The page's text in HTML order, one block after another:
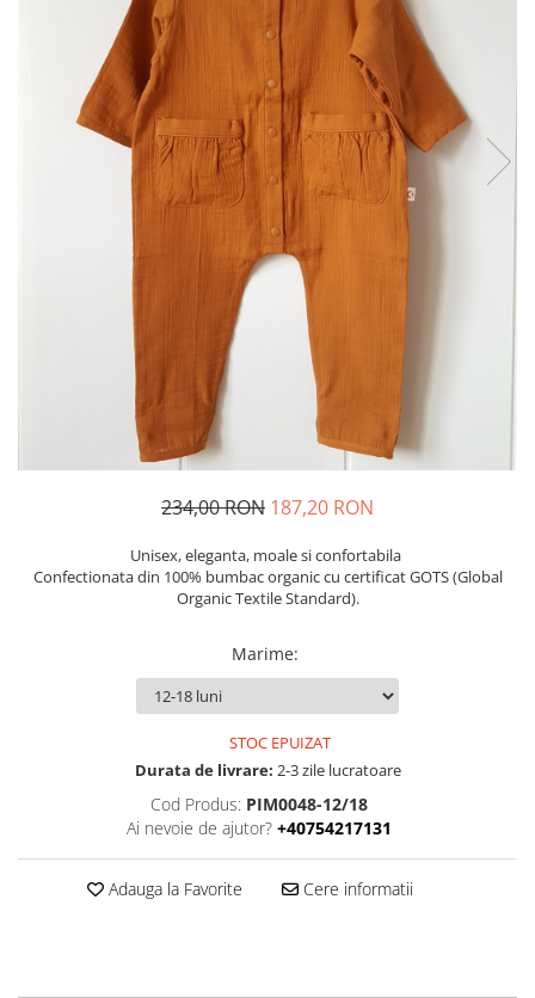
Produse pentru casa
Idei pentru casa
Prosoape bucatarie
234,00 RON 187,20 RON
Unisex, eleganta, moale si confortabila
Confectionata din 100% bumbac organic cu certificat GOTS (Global
Organic Textile Standard).
Marime:
STOC EPUIZAT
Durata de livrare: 2-3 zile lucratoare
Cod Produs: PIM0048-12/18
Ai nevoie de ajutor? +40754217131
Adauga la Favorite Cere informatii